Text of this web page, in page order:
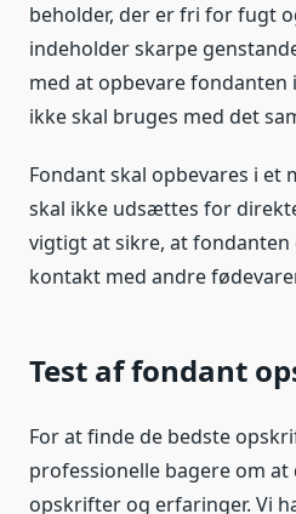
beholder, der er fri for fugt
indeholder skarpe
med at opbevare fondanten
ikke skal bruges med det
Fondant skal opbevares i et
skal ikke udsættes for
vigtigt at sikre, at
kontakt med andre
Test af fondant
For at finde de bedste
professionelle bagere om at
opskrifter og erfaringer. Vi